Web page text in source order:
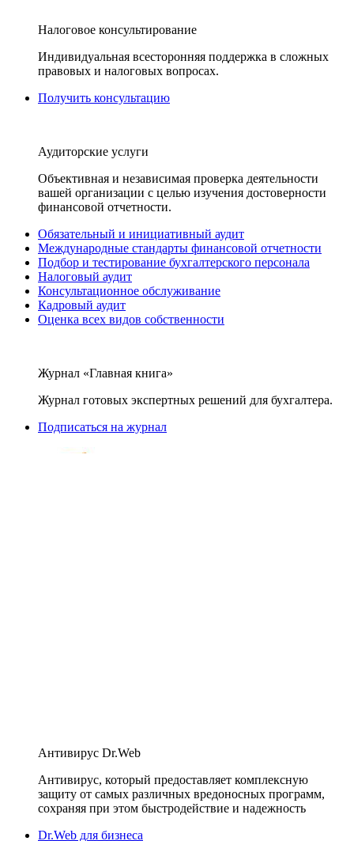
Налоговое консультирование
Индивидуальная всесторонняя поддержка в сложных
правовых и налоговых вопросах.
Получить консультацию
Аудиторские услуги
Объективная и независимая проверка деятельности
вашей организации с целью изучения достоверности
финансовой отчетности.
Обязательный и инициативный аудит
Международные стандарты финансовой отчетности
Подбор и тестирование бухгалтерского персонала
Налоговый аудит
Консультационное обслуживание
Кадровый аудит
Оценка всех видов собственности
Журнал «Главная книга»
Журнал готовых экспертных решений для бухгалтера.
Подписаться на журнал
Антивирус Dr.Web
Антивирус, который предоставляет комплексную
защиту от самых различных вредоносных программ,
сохраняя при этом быстродействие и надежность
Dr.Web для бизнеса